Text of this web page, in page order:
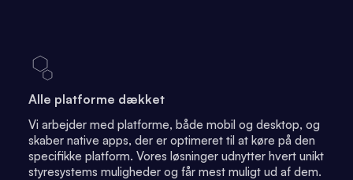
Alle platforme dækket
Vi arbejder med platforme, både mobil og desktop, og
skaber native apps, der er optimeret til at køre på den
specifikke platform. Vores løsninger udnytter hvert unikt
styresystems muligheder og får mest muligt ud af dem.